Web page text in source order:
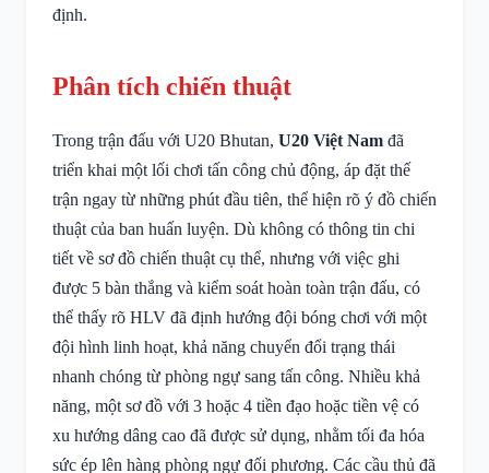
định.
Phân tích chiến thuật
Trong trận đấu với U20 Bhutan, U20 Việt Nam đã
triển khai một lối chơi tấn công chủ động, áp đặt thế
trận ngay từ những phút đầu tiên, thể hiện rõ ý đồ chiến
thuật của ban huấn luyện. Dù không có thông tin chi
tiết về sơ đồ chiến thuật cụ thể, nhưng với việc ghi
được 5 bàn thắng và kiểm soát hoàn toàn trận đấu, có
thể thấy rõ HLV đã định hướng đội bóng chơi với một
đội hình linh hoạt, khả năng chuyển đổi trạng thái
nhanh chóng từ phòng ngự sang tấn công. Nhiều khả
năng, một sơ đồ với 3 hoặc 4 tiền đạo hoặc tiền vệ có
xu hướng dâng cao đã được sử dụng, nhằm tối đa hóa
sức ép lên hàng phòng ngự đối phương. Các cầu thủ đã